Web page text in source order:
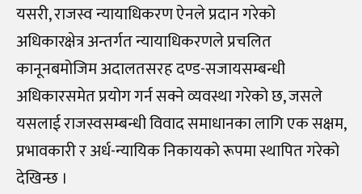
यसरी, राजस्व न्यायाधिकरण ऐनले प्रदान गरेको
अधिकारक्षेत्र अन्तर्गत न्यायाधिकरणले प्रचलित
कानूनबमोजिम अदालतसरह दण्ड-सजायसम्बन्धी
अधिकारसमेत प्रयोग गर्न सक्ने व्यवस्था गरेको छ, जसले
यसलाई राजस्वसम्बन्धी विवाद समाधानका लागि एक सक्षम,
प्रभावकारी र अर्ध-न्यायिक निकायको रूपमा स्थापित गरेको
देखिन्छ ।